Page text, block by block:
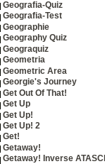
Geografia-Quiz
Geografia-Test
Geographie
Geography Quiz
Geograquiz
Geometria
Geometric Area
Georgie's Journey
Get Out Of That!
Get Up
Get Up!
Get Up! 2
Get!
Getaway!
Getaway! Inverse